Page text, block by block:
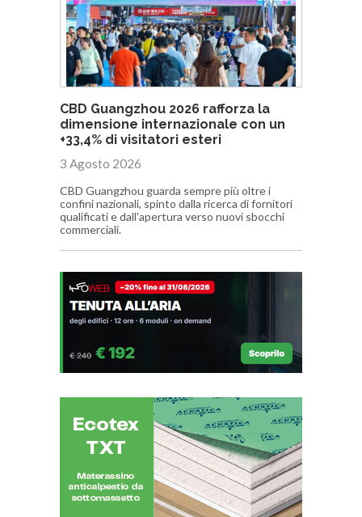
CBD Guangzhou 2026 rafforza la
dimensione internazionale con un
+33,4% di visitatori esteri
3 Agosto 2026
CBD Guangzhou guarda sempre più oltre i
confini nazionali, spinto dalla ricerca di fornitori
qualificati e dall'apertura verso nuovi sbocchi
commerciali.